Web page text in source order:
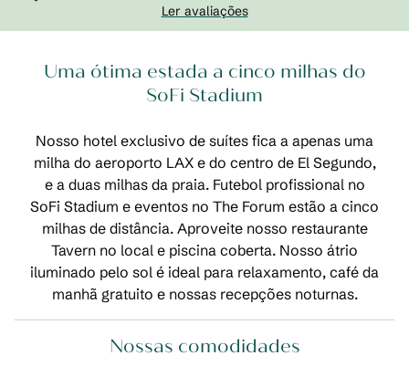
Ler avaliações
Uma ótima estada a cinco milhas do
SoFi Stadium
Nosso hotel exclusivo de suítes fica a apenas uma
milha do aeroporto LAX e do centro de El Segundo,
e a duas milhas da praia. Futebol profissional no
SoFi Stadium e eventos no The Forum estão a cinco
milhas de distância. Aproveite nosso restaurante
Tavern no local e piscina coberta. Nosso átrio
iluminado pelo sol é ideal para relaxamento, café da
manhã gratuito e nossas recepções noturnas.
Nossas comodidades